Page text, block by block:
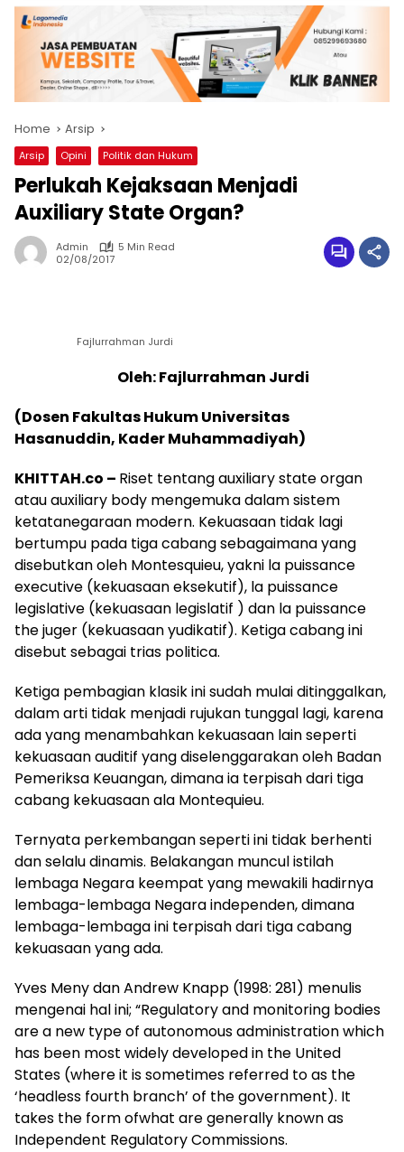
Home Arsip
Arsip Opini Politik dan Hukum
Perlukah Kejaksaan Menjadi
Auxiliary State Organ?
Admin
5 Min Read
02/08/2017
Fajlurrahman Jurdi
Oleh: Fajlurrahman Jurdi
(Dosen Fakultas Hukum Universitas
Hasanuddin, Kader Muhammadiyah)
KHITTAH.co – Riset tentang auxiliary state organ
atau auxiliary body mengemuka dalam sistem
ketatanegaraan modern. Kekuasaan tidak lagi
bertumpu pada tiga cabang sebagaimana yang
disebutkan oleh Montesquieu, yakni la puissance
executive (kekuasaan eksekutif), la puissance
legislative (kekuasaan legislatif ) dan la puissance
the juger (kekuasaan yudikatif). Ketiga cabang ini
disebut sebagai trias politica.
Ketiga pembagian klasik ini sudah mulai ditinggalkan,
dalam arti tidak menjadi rujukan tunggal lagi, karena
ada yang menambahkan kekuasaan lain seperti
kekuasaan auditif yang diselenggarakan oleh Badan
Pemeriksa Keuangan, dimana ia terpisah dari tiga
cabang kekuasaan ala Montequieu.
Ternyata perkembangan seperti ini tidak berhenti
dan selalu dinamis. Belakangan muncul istilah
lembaga Negara keempat yang mewakili hadirnya
lembaga-lembaga Negara independen, dimana
lembaga-lembaga ini terpisah dari tiga cabang
kekuasaan yang ada.
Yves Meny dan Andrew Knapp (1998: 281) menulis
mengenai hal ini; “Regulatory and monitoring bodies
are a new type of autonomous administration which
has been most widely developed in the United
States (where it is sometimes referred to as the
‘headless fourth branch’ of the government). It
takes the form ofwhat are generally known as
Independent Regulatory Commissions.